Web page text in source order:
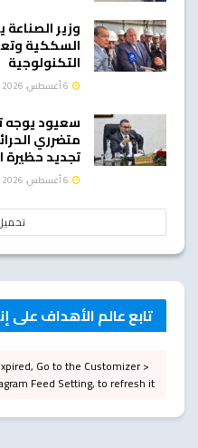
وزير
السككية
التكنولوجية
سعيود يوجه
متضرري
تجديد حظيرة
تابع عالم الأهداف على
Go to the Customizer >
Feed Setting, to refresh it.